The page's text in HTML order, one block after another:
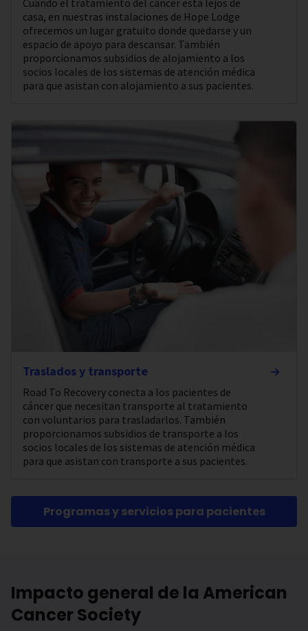
casa, en nuestras instalaciones de Hope Lodge
ofrecemos un lugar gratuito donde quedarse y un
espacio de apoyo para descansar. También
proporcionamos subsidios de alojamiento a los
socios locales de los sistemas de atención médica
para que asistan con alojamiento a sus pacientes.
Traslados y transporte
Road To Recovery conecta a los pacientes de
cáncer que necesitan transporte al tratamiento
con voluntarios para trasladarlos. También
proporcionamos subsidios de transporte a los
socios locales de los sistemas de atención médica
para que asistan con transporte a sus pacientes.
Programas y servicios para pacientes
Impacto general de la American
Cancer Society